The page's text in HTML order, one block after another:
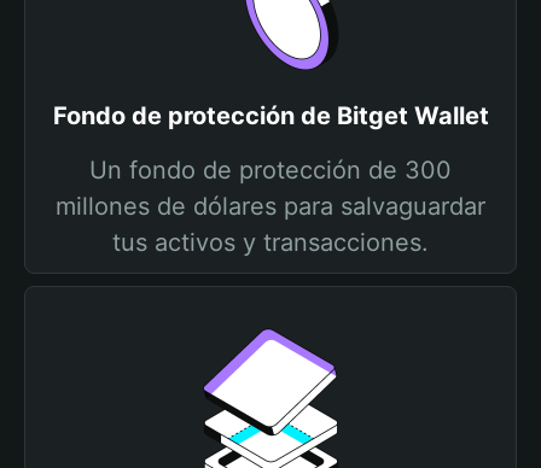
Fondo de protección de Bitget Wallet
Un fondo de protección de 300
millones de dólares para salvaguardar
tus activos y transacciones.